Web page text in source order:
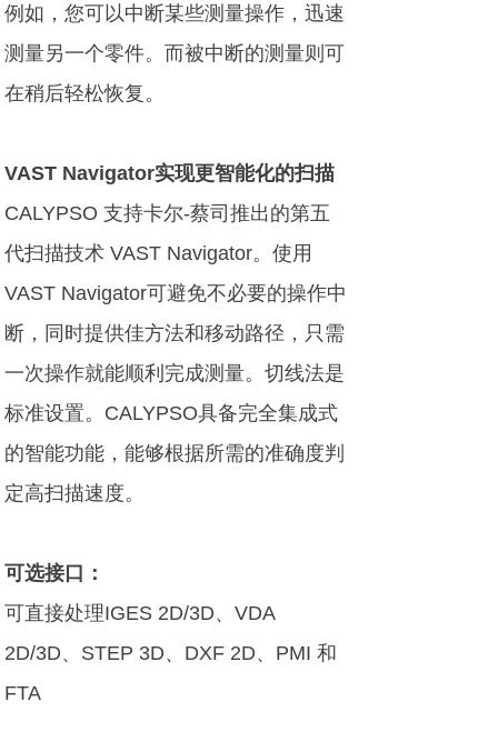
例如，您可以中断某些测量操作，迅速
测量另一个零件。而被中断的测量则可
在稍后轻松恢复。
VAST Navigator实现更智能化的扫描
CALYPSO 支持卡尔-蔡司推出的第五
代扫描技术 VAST Navigator。使用
VAST Navigator可避免不必要的操作中
断，同时提供佳方法和移动路径，只需
一次操作就能顺利完成测量。切线法是
标准设置。CALYPSO具备完全集成式
的智能功能，能够根据所需的准确度判
定高扫描速度。
可选接口：
可直接处理IGES 2D/3D、VDA
2D/3D、STEP 3D、DXF 2D、PMI 和
FTA